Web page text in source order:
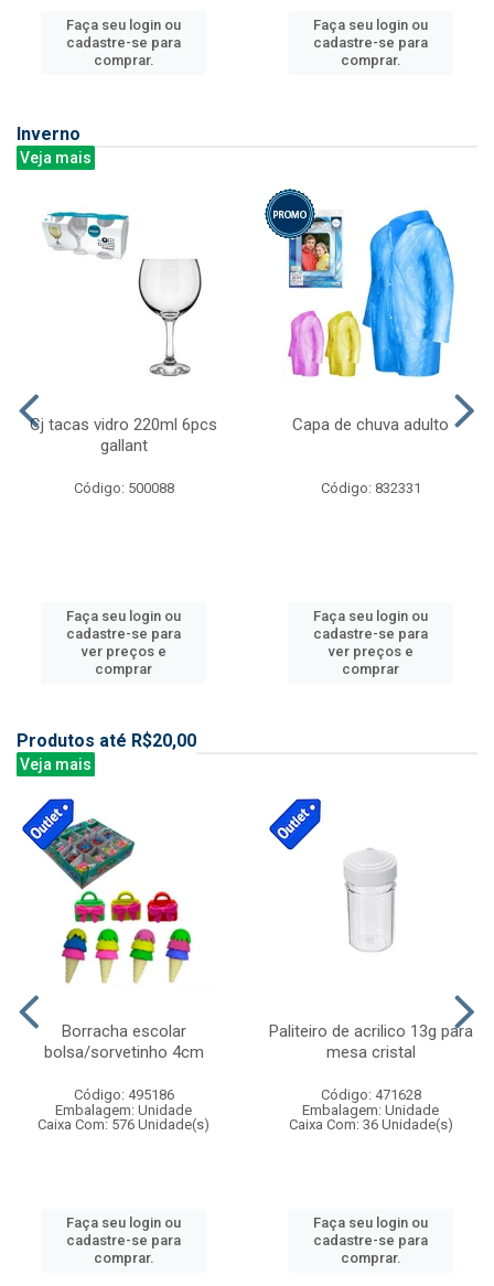
Faça seu login ou
cadastre-se para
comprar.
Faça seu login ou
cadastre-se para
comprar.
Inverno
Veja mais
Cj tacas vidro 220ml 6pcs
gallant
Código: 500088
Faça seu login ou
cadastre-se para
ver preços e
comprar
Capa de chuva adulto
Código: 832331
Faça seu login ou
cadastre-se para
ver preços e
comprar
Produtos até R$20,00
Veja mais
Borracha escolar
bolsa/sorvetinho 4cm
Código: 495186
Embalagem: Unidade
Caixa Com: 576 Unidade(s)
Faça seu login ou
cadastre-se para
comprar.
Paliteiro de acrilico 13g para
mesa cristal
Código: 471628
Embalagem: Unidade
Caixa Com: 36 Unidade(s)
Faça seu login ou
cadastre-se para
comprar.